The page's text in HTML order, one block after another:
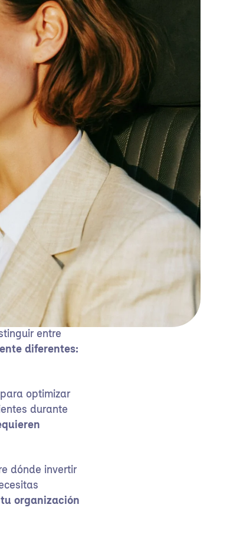
entre
diferentes:
optimizar
durante
dónde invertir
organización